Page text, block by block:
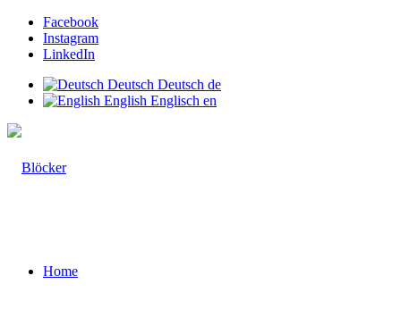
Facebook
Instagram
LinkedIn
Deutsch Deutsch de
English Englisch en
Home